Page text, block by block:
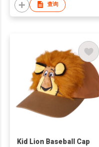
查询
Kid Lion Baseball Cap